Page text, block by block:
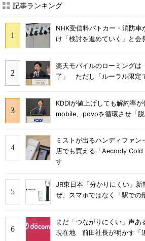
記事ランキング
NHK受信料パトカー・消防
け「検討を進めていく」と会
楽天モバイルのローミングは
了」 ただし「ルーラル限定
KDDIが値上げしても解約率
mobile、povoを循環させ「
ミストが出るハンディファ
店でも買える「Aecooly
す
JR東日本「分かりにくい」
ぜ、スマホではなく「駅での
まだ「つながりにくい」声あ
現在地 前田社長が明かす「